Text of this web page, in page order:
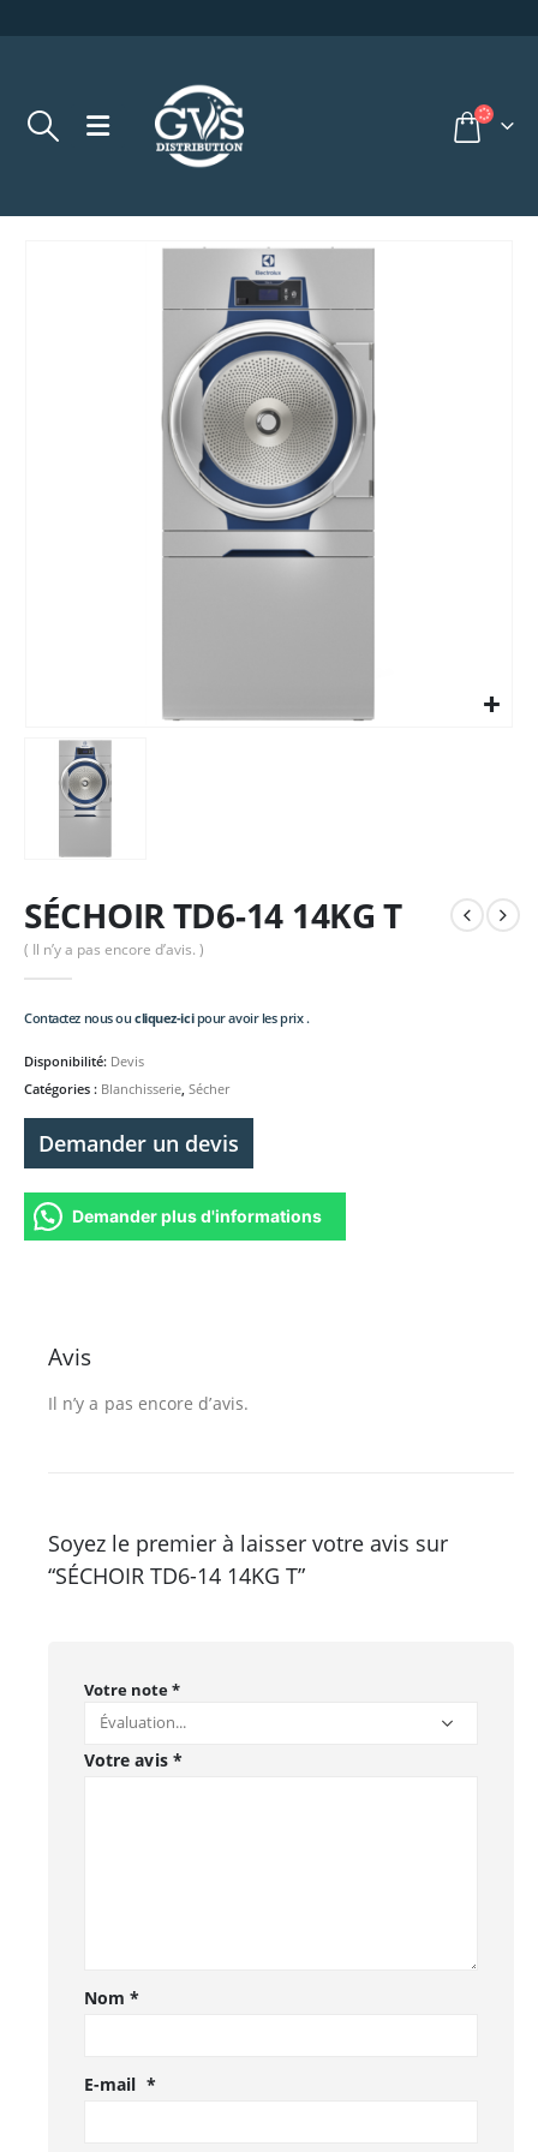
SÉCHOIR TD6-14 14KG T
( Il n’y a pas encore d’avis. )
Contactez nous ou cliquez-icipour avoir les prix .
Disponibilité: Devis
Catégories : Blanchisserie, Sécher
Demander un devis
Demander plus d'informations
Avis
Il n’y a pas encore d’avis.
Soyez le premier à laisser votre avis sur
“SÉCHOIR TD6-14 14KG T”
Votre note*
Votre avis *
Nom*
E-mail *